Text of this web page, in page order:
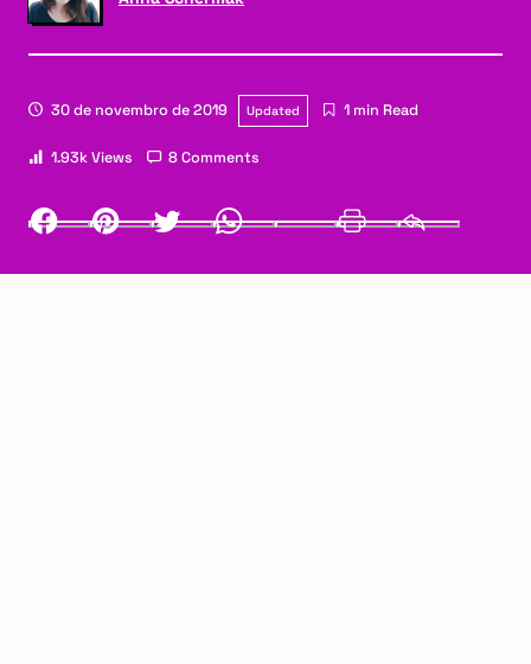
30 de novembro de 2019 Updated 1 min Read
1.93k Views 8 Comments
Facebook PinterestTwitter